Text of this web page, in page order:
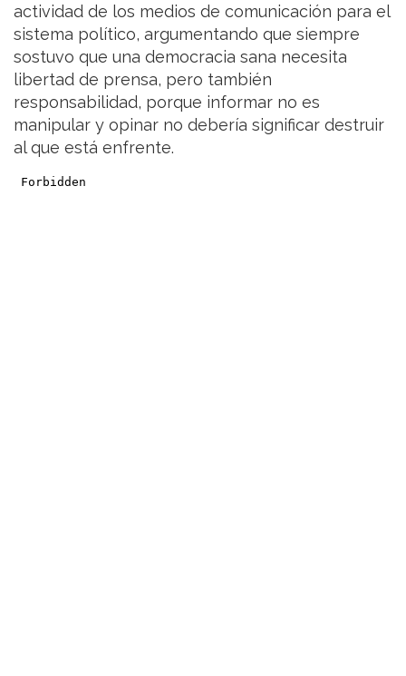
actividad de los medios de comunicación para el
sistema político, argumentando que siempre
sostuvo que una democracia sana necesita
libertad de prensa, pero también
responsabilidad, porque informar no es
manipular y opinar no debería significar destruir
al que está enfrente.